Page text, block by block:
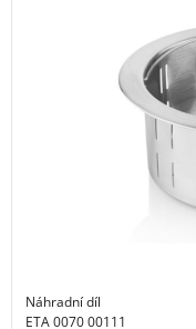
Náhradní díl
ETA 0070 00111